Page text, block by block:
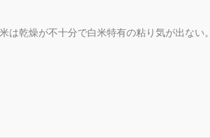
乾燥が不十分で白米特有の粘り気が出ない。